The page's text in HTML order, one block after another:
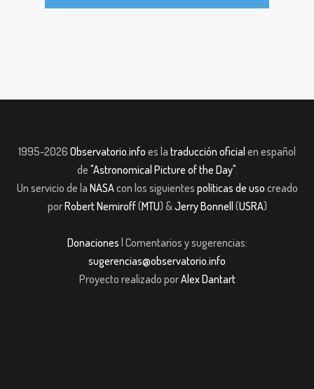
1995-2026 Observatorio.info es la traducción oficial en español
de "Astronomical Picture of the Day".
Un servicio de la NASAcon los siguientes políticas de uso creado
porRobert Nemiroff(MTU) &Jerry Bonnell (USRA)
Donaciones | Comentarios y sugerencias:
sugerencias@observatorio.info
Proyecto realizado porAlex Dantart